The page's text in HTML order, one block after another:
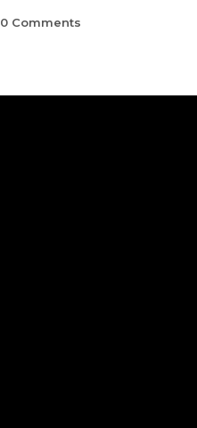
0 Comments